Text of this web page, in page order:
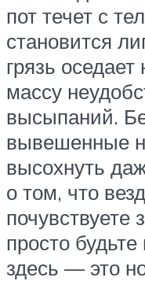
пот течет с
становится
грязь
массу
высыпаний.
вывешенные
высохнуть
о том, что
почувствуете
просто
здесь — это